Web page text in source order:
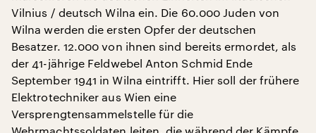
Vilnius / deutsch Wilna ein. Die 60.000 Juden von
Wilna werden die ersten Opfer der deutschen
Besatzer. 12.000 von ihnen sind bereits ermordet, als
der 41-jährige Feldwebel Anton Schmid Ende
September 1941 in Wilna eintrifft. Hier soll der frühere
Elektrotechniker aus Wien eine
Versprengtensammelstelle für die